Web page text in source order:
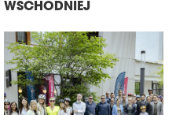
WSCHODNIEJ